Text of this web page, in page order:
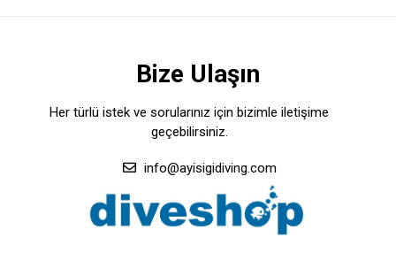
Bize Ulaşın
Her türlü istek ve sorularınız için bizimle iletişime
geçebilirsiniz.
info@ayisigidiving.com